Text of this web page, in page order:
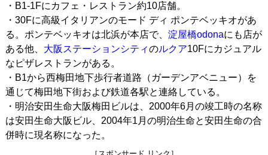
・B1-1Fにカフェ・レストラン約10店舗。
・30Fに高級イタリアンのモード ディ ポンテベッキオがあ
る。ポンテベッキオは北浜が本店で、 淀屋橋odonaにも店が
ある他、 大阪ステーションシティのルクア10Fにカジュアル
なピザレストランがある。
・B1から西梅田地下歩行者道路（ガーデンアベニュー）を
通じて梅田地下街および鉄道各駅と連絡している。
・明治安田生命大阪梅田ビルは、2000年6月の竣工時の名称
は安田生命大阪ビル、2004年1月の明治生命と安田生命の合
併時に現名称になった。